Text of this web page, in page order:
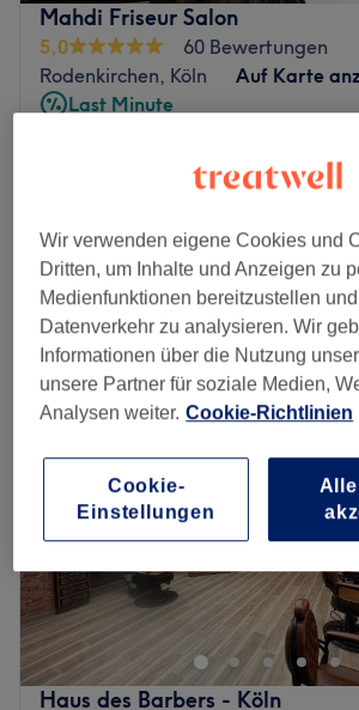
Mahdi Friseur Salon
5,0
60 Bewertungen
Rodenkirchen, Köln
Auf Karte
Last Minute
10 Min.
Schnellansicht Saloninfos
Montag
Dienstag
Mittwoch
Donnerstag
Freitag
Samstag
Sonntag
Mahdi Friseur Salon in Köln ist ein Ort,
Detail zählt. Hier werden Looks kreiert,
Schönheit und Individualität der
unterstreichen. Gearbeitet wird
professioneller Haarpflege, die
Haus des Barbers - Köln
Wir verwenden eigene Cookies und
Dritten, um Inhalte und Anzeigen zu
Medienfunktionen bereitzustellen
Datenverkehr zu analysieren. Wir
Informationen über die Nutzung
unsere Partner für soziale Medien,
Analysen weiter. Cookie-Richtlinien
Cookie-
Einstellungen